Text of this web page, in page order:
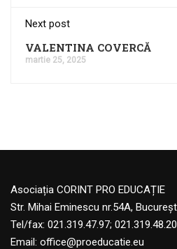
Next post
VALENTINA COVERCĂ
martie 25, 2025
Asociația CORINT PRO EDUCAȚIE
Str. Mihai Eminescu nr.54A,
Tel/fax: 021.319.47.97; 021.319.48.20
Email: office@proeducatie.eu